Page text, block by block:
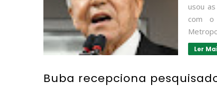
usou
com o
Ler
Buba recepciona